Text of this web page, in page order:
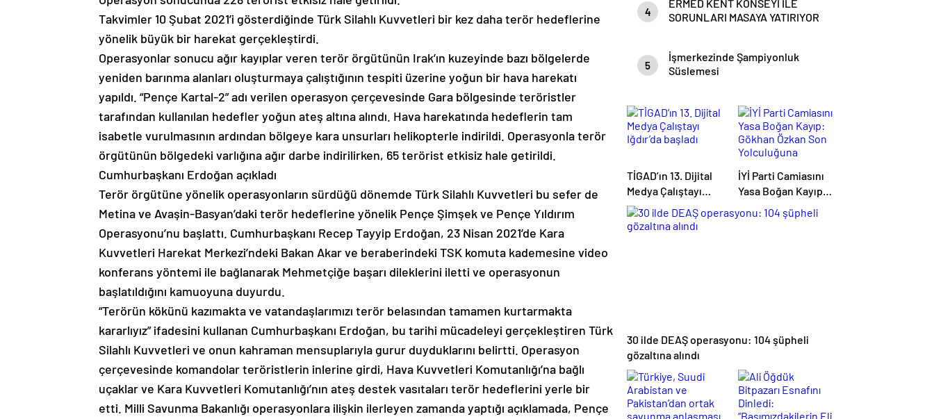
Takvimler 10 Şubat 2021’i gösterdiğinde Türk Silahlı Kuvvetleri bir kez daha terör hedeflerine
yönelik büyük bir harekat gerçekleştirdi.
Operasyonlar sonucu ağır kayıplar veren terör örgütünün Irak’ın kuzeyinde bazı bölgelerde
yeniden barınma alanları oluşturmaya çalıştığının tespiti üzerine yoğun bir hava harekatı
yapıldı. “Pençe Kartal-2” adı verilen operasyon çerçevesinde Gara bölgesinde teröristler
tarafından kullanılan hedefler yoğun ateş altına alındı. Hava harekatında hedeflerin tam
isabetle vurulmasının ardından bölgeye kara unsurları helikopterle indirildi. Operasyonla terör
örgütünün bölgedeki varlığına ağır darbe indirilirken, 65 terörist etkisiz hale getirildi.
Cumhurbaşkanı Erdoğan açıkladı
Terör örgütüne yönelik operasyonların sürdüğü dönemde Türk Silahlı Kuvvetleri bu sefer de
Metina ve Avaşin-Basyan’daki terör hedeflerine yönelik Pençe Şimşek ve Pençe Yıldırım
Operasyonu’nu başlattı. Cumhurbaşkanı Recep Tayyip Erdoğan, 23 Nisan 2021’de Kara
Kuvvetleri Harekat Merkezi’ndeki Bakan Akar ve beraberindeki TSK komuta kademesine video
konferans yöntemi ile bağlanarak Mehmetçiğe başarı dileklerini iletti ve operasyonun
başlatıldığını kamuoyuna duyurdu.
“Terörün kökünü kazımakta ve vatandaşlarımızı terör belasından tamamen kurtarmakta
kararlıyız” ifadesini kullanan Cumhurbaşkanı Erdoğan, bu tarihi mücadeleyi gerçekleştiren Türk
Silahlı Kuvvetleri ve onun kahraman mensuplarıyla gurur duyduklarını belirtti. Operasyon
çerçevesinde komandolar teröristlerin inlerine girdi, Hava Kuvvetleri Komutanlığı’na bağlı
uçaklar ve Kara Kuvvetleri Komutanlığı’nın ateş destek vasıtaları terör hedeflerini yerle bir
etti. Milli Savunma Bakanlığı operasyonlara ilişkin ilerleyen zamanda yaptığı açıklamada, Pençe
4
ERMED KENT KONSEYİ İLE
SORUNLARI MASAYA YATIRIYOR
5
İşmerkezinde Şampiyonluk
Süslemesi
TİGAD’ın 13. Dijital
Medya Çalıştayı
Iğdır’da başladı
İYİ Parti Camiasını
Yasa Boğan Kayıp:
Gökhan Özkan Son
Yolculuğuna
30 ilde DEAŞ operasyonu: 104 şüpheli
gözaltına alındı